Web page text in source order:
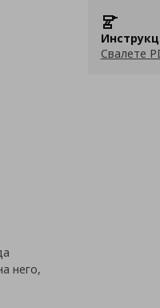
Свалете
него,